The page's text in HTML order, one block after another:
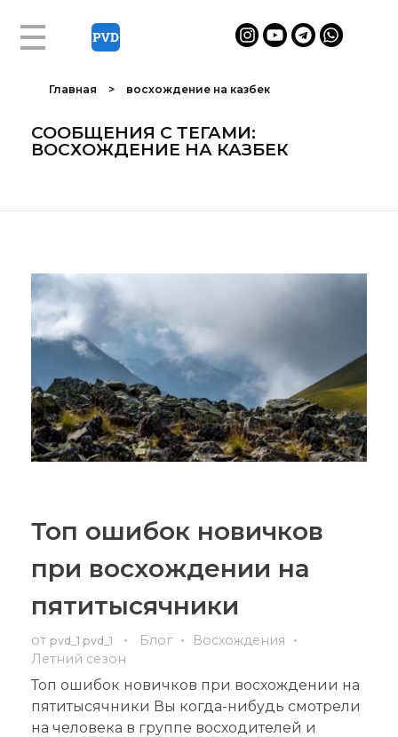
Главная > восхождение на казбек
СООБЩЕНИЯ С ТЕГАМИ:
ВОСХОЖДЕНИЕ НА КАЗБЕК
Топ ошибок новичков
при восхождении на
пятитысячники
от pvd_1 pvd_1 Блог
Восхождения
Летний сезон
Топ ошибок новичков при восхождении на
пятитысячники Вы когда-нибудь смотрели
на человека в группе восходителей и